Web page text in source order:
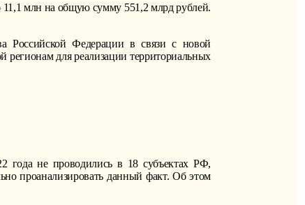
11,1 млн на общую сумму 551,2 млрд рублей.
Российской Федерации в связи с новой
регионам для реализации территориальных
года не проводились в 18 субъектах РФ,
проанализировать данный факт. Об этом